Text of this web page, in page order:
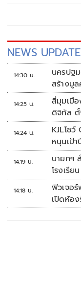
NEWS UPDATE
14:30 น.
นครปฐ
สร้างมูล
10 ล้าน
14:25 น.
สี่มุมเมื
ดิจิทัล ตั้
14:24 น.
KJLโช
หนุนเป้า
14:19 น.
นายกฯ
โรงเรีย
ทันที
14:18 น.
ฟิวเจอ
เปิดห้อง
ศูนย์กา